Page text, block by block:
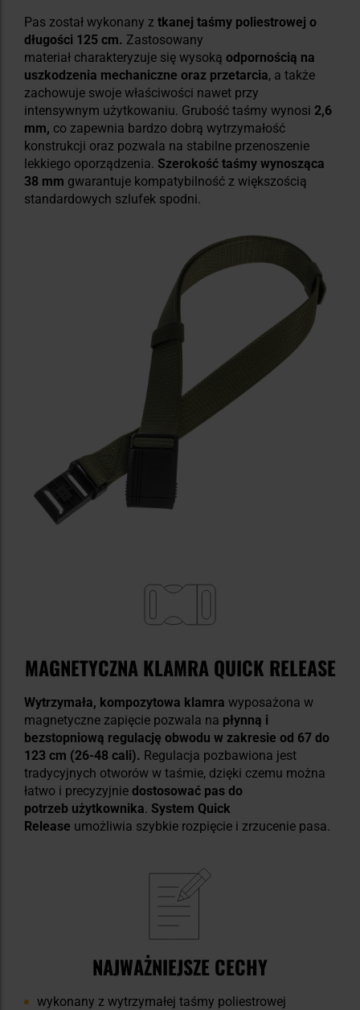
Pas został wykonany z tkanej taśmy poliestrowej o
długości 125 cm. Zastosowany
materiał charakteryzuje się wysoką odpornością na
uszkodzenia mechaniczne oraz przetarcia, a także
zachowuje swoje właściwości nawet przy
intensywnym użytkowaniu. Grubość taśmy wynosi 2,6
mm, co zapewnia bardzo dobrą wytrzymałość
konstrukcji oraz pozwala na stabilne przenoszenie
lekkiego oporządzenia. Szerokość taśmy wynosząca
38 mm gwarantuje kompatybilność z większością
standardowych szlufek spodni.
MAGNETYCZNA KLAMRA QUICK RELEASE
Wytrzymała, kompozytowa klamra wyposażona w
magnetyczne zapięcie pozwala na płynną i
bezstopniową regulację obwodu w zakresie od 67 do
123 cm (26-48 cali). Regulacja pozbawiona jest
tradycyjnych otworów w taśmie, dzięki czemu można
łatwo i precyzyjnie dostosować pas do
potrzeb użytkownika. System Quick
Release umożliwia szybkie rozpięcie i zrzucenie pasa.
NAJWAŻNIEJSZE CECHY
wykonany z wytrzymałej taśmy poliestrowej